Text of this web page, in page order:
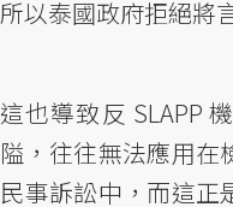
所以泰國政府拒絕將
這也導致反 SLAPP
隘，往往無法應用在
民事訴訟中，而這正